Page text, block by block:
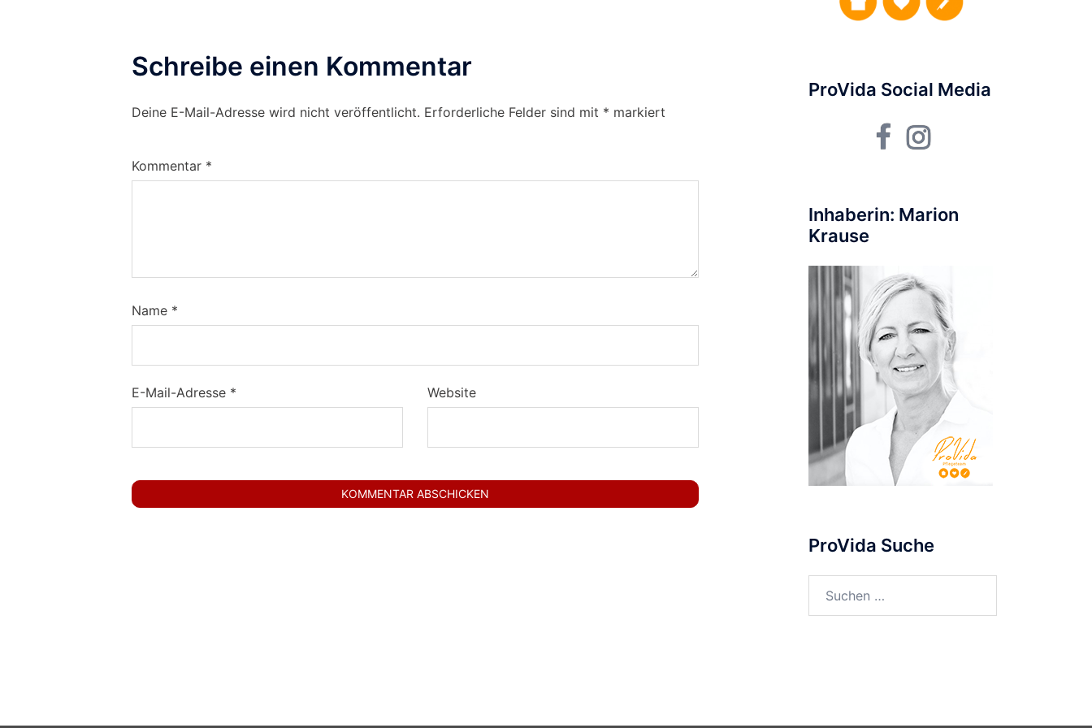
Schreibe einen Kommentar
Deine E-Mail-Adresse wird nicht veröffentlicht. Erforderliche Felder sind mit * markiert
Kommentar *
Name *
E-Mail-Adresse * Website
ProVida Social Media
FacebookInstagram
Inhaberin: Marion
Krause
ProVida Suche